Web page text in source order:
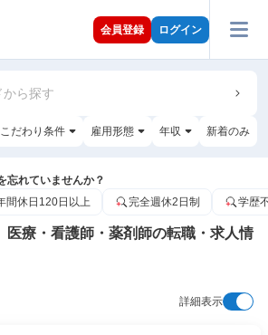
会員登録 ログイン
ら探す
こだわり条件 雇用形態 年収 新着のみ
忘れていませんか？
間休日120日以上 完全週休2日制 学歴
医療・看護師・薬剤師の転職・求人情
詳細表示